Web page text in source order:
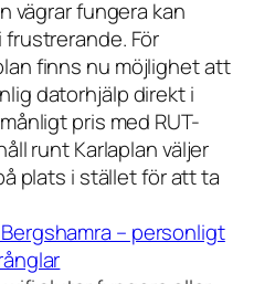
vägrar fungera kan
För
finns nu möjlighet att
datorhjälp direkt i
pris med RUT-
runt Karlaplan väljer
plats i stället för att ta
– personligt